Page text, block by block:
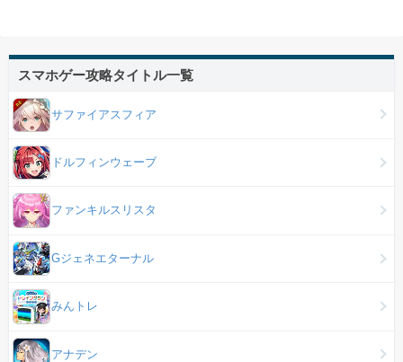
スマホゲー攻略タイトル一覧
サファイアスフィア
ドルフィンウェーブ
ファンキルスリスタ
Gジェネエターナル
みんトレ
アナデン